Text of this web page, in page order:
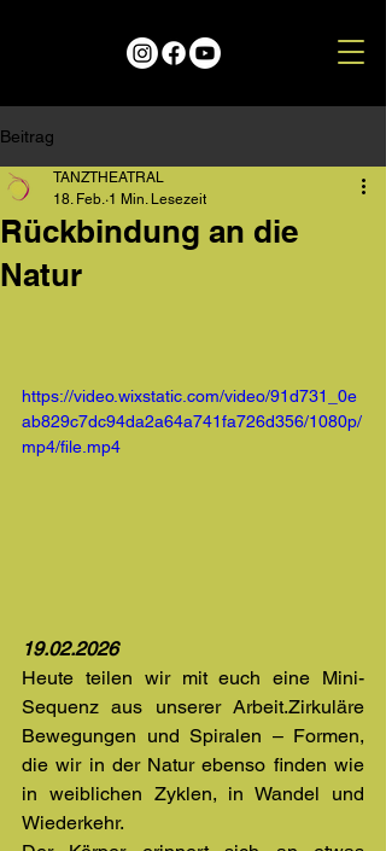
Beitrag
Rückbindung an die
Natur
TANZTHEATRAL
18. Feb. 1 Min. Lesezeit
https://video.wixstatic.com/video/91d731_0e
ab829c7dc94da2a64a741fa726d356/1080p/
mp4/file.mp4
19.02.2026
Heute teilen wir mit euch eine Mini-
Sequenz aus unserer Arbeit.Zirkuläre
Bewegungen und Spiralen – Formen,
die wir in der Natur ebenso finden wie
in weiblichen Zyklen, in Wandel und
Wiederkehr.